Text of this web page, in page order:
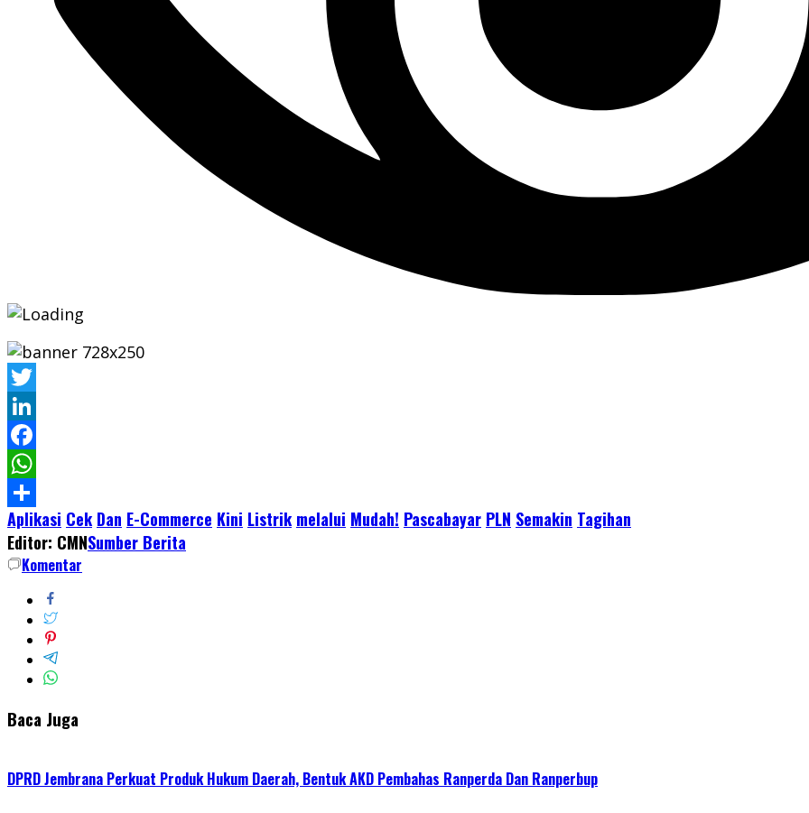
Twitter
LinkedIn
Facebook
WhatsApp
Share
Aplikasi Cek Dan E-Commerce Kini Listrik melalui Mudah! Pascabayar PLN Semakin Tagihan
Editor: CMNSumber Berita
Komentar
Baca Juga
DPRD Jembrana Perkuat Produk Hukum Daerah, Bentuk AKD Pembahas Ranperda Dan Ranperbup